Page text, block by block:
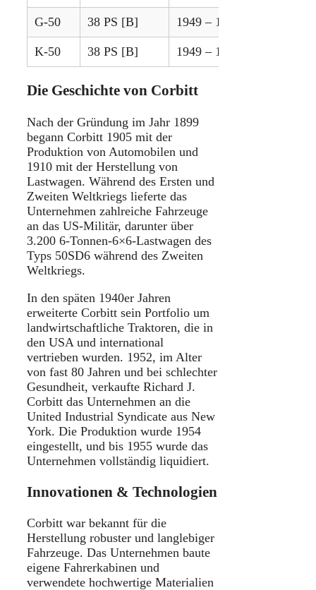
G-50 38 PS [B] 1949 – 1952
K-50 38 PS [B] 1949 – 1952
Die Geschichte von Corbitt
Nach der Gründung im Jahr 1899
begann Corbitt 1905 mit der
Produktion von Automobilen und
1910 mit der Herstellung von
Lastwagen. Während des Ersten und
Zweiten Weltkriegs lieferte das
Unternehmen zahlreiche Fahrzeuge
an das US-Militär, darunter über
3.200 6-Tonnen-6×6-Lastwagen des
Typs 50SD6 während des Zweiten
Weltkriegs.
In den späten 1940er Jahren
erweiterte Corbitt sein Portfolio um
landwirtschaftliche Traktoren, die in
den USA und international
vertrieben wurden. 1952, im Alter
von fast 80 Jahren und bei schlechter
Gesundheit, verkaufte Richard J.
Corbitt das Unternehmen an die
United Industrial Syndicate aus New
York. Die Produktion wurde 1954
eingestellt, und bis 1955 wurde das
Unternehmen vollständig liquidiert.
Innovationen & Technologien
Corbitt war bekannt für die
Herstellung robuster und langlebiger
Fahrzeuge. Das Unternehmen baute
eigene Fahrerkabinen und
verwendete hochwertige Materialien